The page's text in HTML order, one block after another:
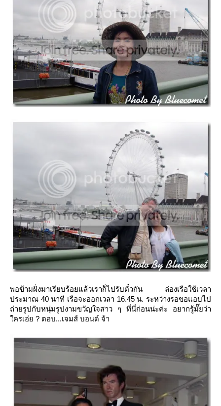
พอข้ามฝั่งมาเรียบร้อยแล้วเราก็ไปรับตั๋วกัน ล่องเรือใช้เวลา
ประมาณ 40 นาที เรือจะออกเวลา 16.45 น. ระหว่างรอขอแอบไป
ถ่ายรูปกับหนุ่มรูปงามขวัญใจสาว ๆ ที่นี่ก่อนน่ะค่ะ อยากรู้มั๊ยว่า
ครเอ่ย ? ตอบ...เจมส์ บอนด์ จ้า